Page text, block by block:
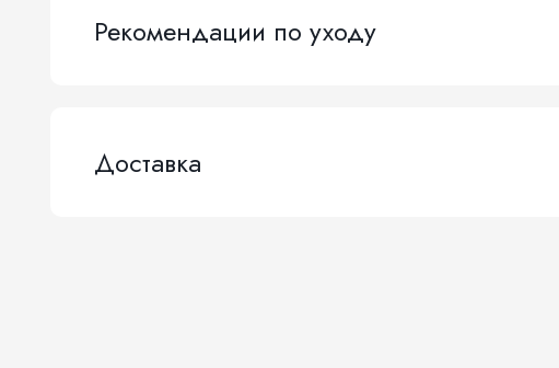
Рекомендации по уходу
Доставка